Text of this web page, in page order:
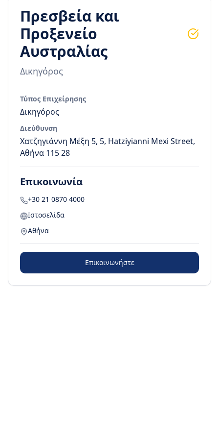
Πρεσβεία και
Προξενείο
Αυστραλίας
Δικηγόρος
Τύπος Επιχείρησης
Δικηγόρος
Διεύθυνση
Χατζηγιάννη Μέξη 5, 5, Hatziyianni Mexi Street,
Αθήνα 115 28
Επικοινωνία
+30 21 0870 4000
Ιστοσελίδα
Αθήνα
Επικοινωνήστε